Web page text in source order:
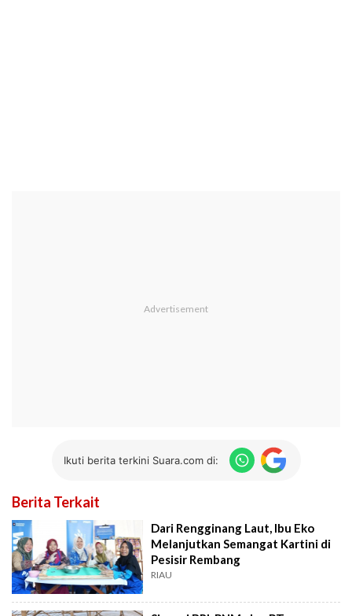
Ikuti berita terkini Suara.com di:
Berita Terkait
Dari Rengginang Laut, Ibu Eko
Melanjutkan Semangat Kartini di
Pesisir Rembang
RIAU